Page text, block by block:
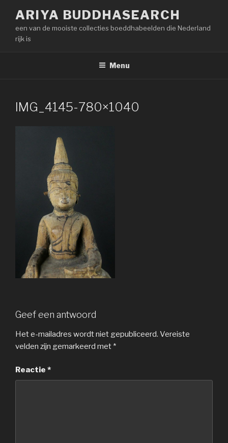
inhoud
springen
ARIYA BUDDHASEARCH
een van de mooiste collecties boeddhabeelden die Nederland
rijk is
Menu
IMG_4145-780×1040
Geef een antwoord
Het e-mailadres wordt niet gepubliceerd. Vereiste
velden zijn gemarkeerd met *
Reactie *